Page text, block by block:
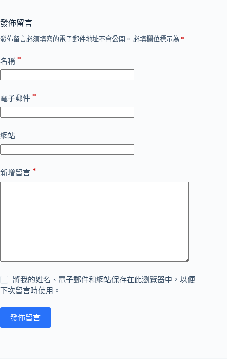
發佈留言
發佈留言必須填寫的電子郵件地址不會公開。 必填欄位標示為 *
名稱 *
電子郵件 *
網站
新增留言 *
將我的姓名、電子郵件和網站保存在此瀏覽器中，以便
下次留言時使用。
發佈留言